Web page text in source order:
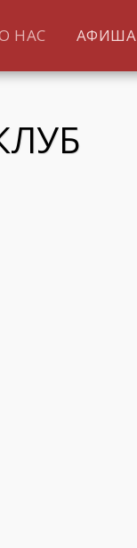
НАС АФИША